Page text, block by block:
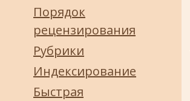
Порядок
рецензирования
Рубрики
Индексирование
Быстрая